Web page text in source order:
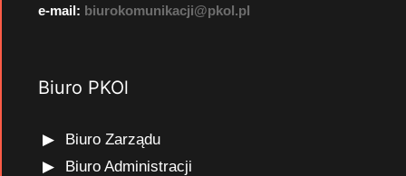
e-mail: biurokomunikacji@pkol.pl
Biuro PKOl
Biuro Zarządu
Biuro Administracji